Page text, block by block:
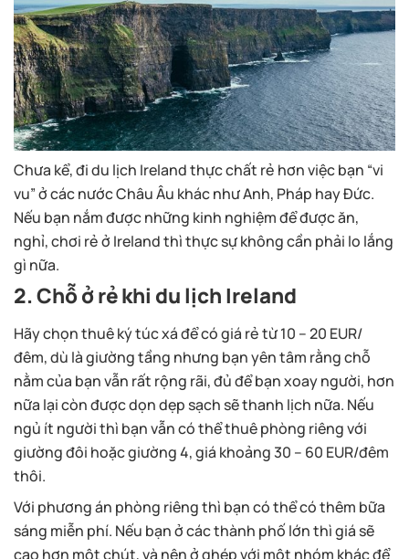
Chưa kể, đi du lịch Ireland thực chất rẻ hơn việc bạn “vi
vu” ở các nước Châu Âu khác như Anh, Pháp hay Đức.
Nếu bạn nắm được những kinh nghiệm để được ăn,
nghỉ, chơi rẻ ở Ireland thì thực sự không cần phải lo lắng
gì nữa.
2. Chỗ ở rẻ khi du lịch Ireland
Hãy chọn thuê ký túc xá để có giá rẻ từ 10 – 20 EUR/
đêm, dù là giường tầng nhưng bạn yên tâm rằng chỗ
nằm của bạn vẫn rất rộng rãi, đủ để bạn xoay người, hơn
nữa lại còn được dọn dẹp sạch sẽ thanh lịch nữa. Nếu
ngủ ít người thì bạn vẫn có thể thuê phòng riêng với
giường đôi hoặc giường 4, giá khoảng 30 – 60 EUR/đêm
thôi.
Với phương án phòng riêng thì bạn có thể có thêm bữa
sáng miễn phí. Nếu bạn ở các thành phố lớn thì giá sẽ
cao hơn một chút, và nên ở ghép với một nhóm khác để